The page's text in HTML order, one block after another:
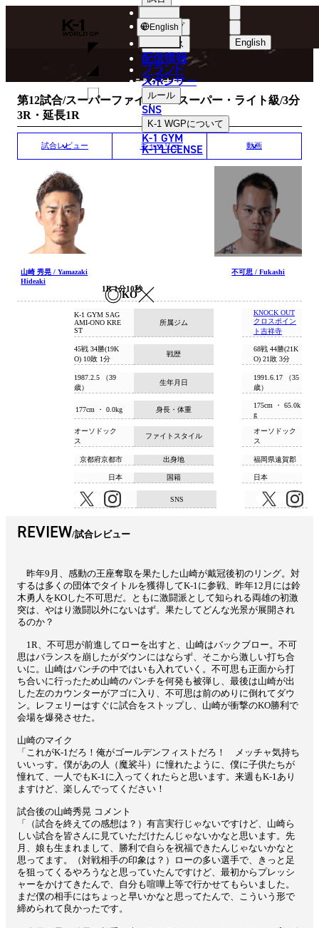
K-
WGP
English
ショップ
ニュース
配信情報
ブランド
スポンサー
ルール
SNS
K-1 WGPについて
K-1 GYM
K-1 LICENSE
English
MATCH RESULT
試合結果
第12試合/スーパーファイト/K-1スーパー・ライト級/3分
3R・延長1R
試合レビュー ギャラリー 動画
山崎 秀晃 / Yamazaki
Hideaki
KO
1R 1分10秒
不可思 / Fukashi
所属ジム
K-1 GYM SAG
AMI-ONO KRE
ST
KNOCK OUT
クロスポイン
ト吉祥寺
戦歴
45戦 34勝(19K
O) 10敗 1分
68戦 44勝(21K
O) 21敗 3分
生年月日
1987.2.5 （39
歳）
1991.6.17 （35
歳）
身長・体重
177cm ・ 0.0kg
175cm ・ 65.0k
g
ファイトスタイル
オーソドック
ス
オーソドック
ス
出身地
京都府京都市 福岡県遠賀郡
国籍
日本 日本
SNS
REVIEW 試合レビュー
昨年9月、感動の王座奪取を果たした山崎が戴冠後初のリング。対
するは多くの団体でタイトルを獲得してK-1に参戦、昨年12月には鈴
木勇人をKOした不可思だ。ともに激闘派として知られる両雄の初激
突は、やはり激闘以外にないはず。果たしてどんな光景が展開され
るのか？
1R、不可思が前進してローを出すと、山崎はバックブロー。不可
思はバランスを崩したがダウンにはならず、そこから激しい打ち合
いに。山崎はパンチの中ではいも入れていく。不可思も正面から打
ち合いに行ったため山崎のパンチを何発も被弾し、最後は山崎が出
した左のカウンターがアゴに入り、不可思は前のめりに倒れてダウ
ン。レフェリーはすぐに試合をストップし、山崎が衝撃のKO勝利で
会場を爆発させた。
山崎のマイク
「これがK-1だろ！俺がゴールデンフィストだろ！ メッチャ気持ち
いいっす。僕があの人（魔裟斗）に憧れたように、僕に子供たちが
憧れて、一人でもK-1に入ってくれたらと思います。来週もK-1あり
ますけど、楽しんでってください！
試合後の山崎秀晃 コメント
「（試合を終えての感想は？）有言実行じゃないですけど、山崎ら
しい試合を皆さんに見ていただけたんじゃないかなと思います。先
月、娘も生まれまして、勝利で自らを祝福できたんじゃないかなと
思ってます。（対戦相手の印象は？）ローの多い選手で、きっと足
を狙ってくるやろうなと思っていたんですけど、最初からプレッシ
ャーをかけてきたんで、自分も喧嘩上等で行かせてもらいました。
まだ僕の相手にはちょっと早いかなと思ってたんで、こういう形で
締められて良かったです。